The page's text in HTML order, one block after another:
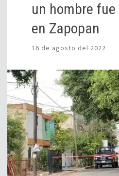
un hombre
en Zapopan
16 de agosto del 2022